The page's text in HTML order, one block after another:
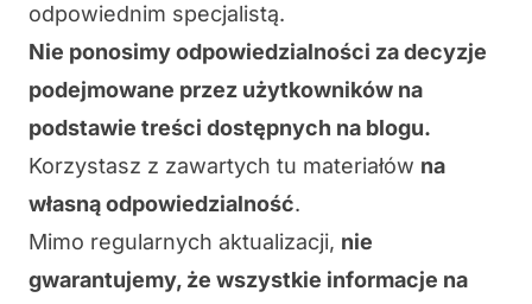
odpowiednim specjalistą.
Nie ponosimy odpowiedzialności za decyzje
podejmowane przez użytkowników na
podstawie treści dostępnych na blogu.
Korzystasz z zawartych tu materiałów na
własną odpowiedzialność.
Mimo regularnych aktualizacji, nie
gwarantujemy, że wszystkie informacje na